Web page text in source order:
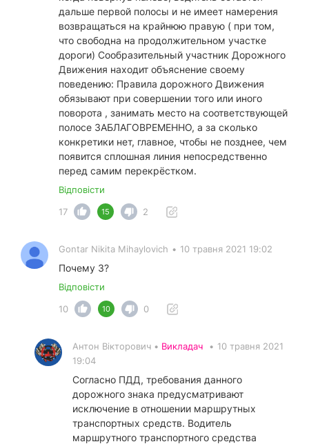
дальше первой полосы и не имеет намерения
возвращаться на крайнюю правую ( при том,
что свободна на продолжительном участке
дороги) Сообразительный участник Дорожного
Движения находит объяснение своему
поведению: Правила дорожного Движения
обязывают при совершении того или иного
поворота , занимать место на соответствующей
полосе ЗАБЛАГОВРЕМЕННО, а за сколько
конкретики нет, главное, чтобы не позднее, чем
появится сплошная линия непосредственно
перед самим перекрёстком.
Відповісти
17
15 2
Gontar Nikita Mihaylovich • 10 травня 2021 19:02
Почему 3?
Відповісти
10
10 0
Антон Вікторович • Викладач • 10 травня 2021
19:04
Согласно ПДД, требования данного
дорожного знака предусматривают
исключение в отношении маршрутных
транспортных средств. Водитель
маршрутного транспортного средства